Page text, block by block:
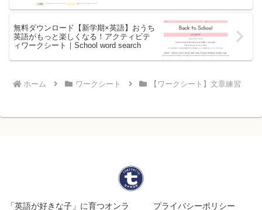
無料ダウンロード【新学期×英語】おうち
英語がもっと楽しくなる！アクティビテ
ィワークシート｜School word search
ホーム ワークシート 【ワークシート】文章練習
「英語が好きな子」に育つオンラ プライバシーポリシー